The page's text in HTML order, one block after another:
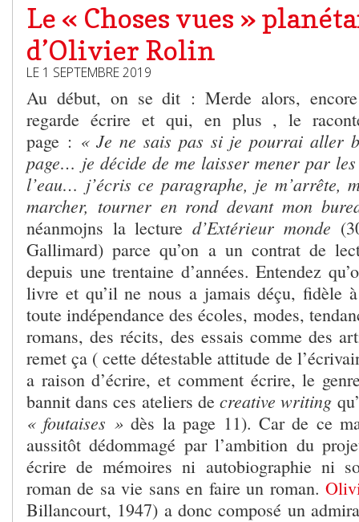
Le « Choses vues »
d’Olivier Rolin
LE 1 SEPTEMBRE 2019
Au début, on se dit : Merde alors,
regarde écrire et qui, en plus , le
page : « Je ne sais pas si je pourrai aller
page… je décide de me laisser mener par
l’eau… j’écris ce paragraphe, je m’arrête,
marcher, tourner en rond devant mon
néanmojns la lecture d’Extérieur monde
Gallimard) parce qu’on a un contrat de
depuis une trentaine d’années. Entendez
livre et qu’il ne nous a jamais déçu, fidèle
toute indépendance des écoles, modes,
romans, des récits, des essais comme des
remet ça ( cette détestable attitude de
a raison d’écrire, et comment écrire, le
bannit dans ces ateliers de creative writing
« foutaises »dès la page 11). Car de ce
aussitôt dédommagé par l’ambition du
écrire de mémoires ni autobiographie ni
roman de sa vie sans en faire un roman.
Billancourt, 1947) a donc composé un